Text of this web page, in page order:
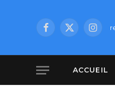
Facebook
X
ACCUEIL